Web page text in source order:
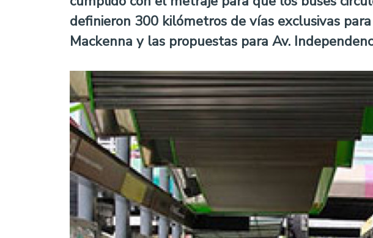
definieron 300 kilómetros de vías exclusivas
Mackenna y las propuestas para Av.